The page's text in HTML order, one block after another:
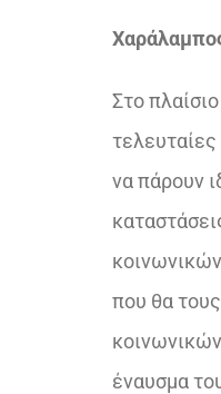
Στο
να πάρουν
που θα
έναυσμα